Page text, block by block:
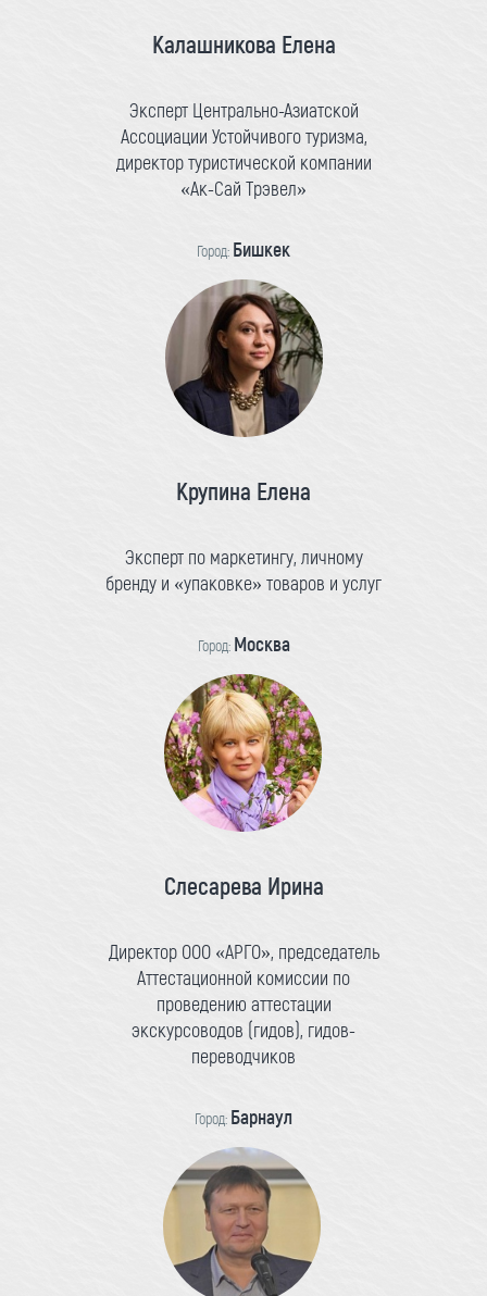
Калашникова Елена
Эксперт Центрально-Азиатской
Ассоциации Устойчивого туризма,
директор туристической компании
«Ак-Сай Трэвел»
Город: Бишкек
Крупина Елена
Эксперт по маркетингу, личному
бренду и «упаковке» товаров и услуг
Город: Москва
Слесарева Ирина
Директор ООО «АРГО», председатель
Аттестационной комиссии по
проведению аттестации
экскурсоводов (гидов), гидов-
переводчиков
Город: Барнаул